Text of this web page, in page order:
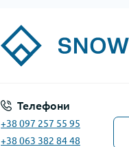
Телефони
+38 097 257 55 95
+38 063 382 84 48